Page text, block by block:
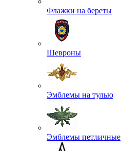
Флажки на береты
Шевроны
Эмблемы на тулью
Эмблемы петличные